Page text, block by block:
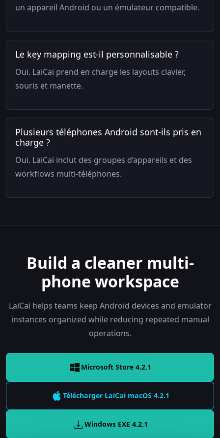
un appareil Android ou un émulateur compatible.
Le key mapping est-il personnalisable ?
Oui. LaiCai prend en charge les layouts clavier,
souris et manette.
Plusieurs téléphones Android sont-ils pris en
charge ?
Oui. LaiCai inclut des groupes d’appareils et des
workflows multi-téléphones.
Build a cleaner multi-
phone workspace
LaiCai helps teams keep Android devices and emulator
instances organized while reducing repeated manual
operations.
Microsoft Store 4.2.1
Télécharger LaiCai macOS4.2.1
Windows EXE4.2.1